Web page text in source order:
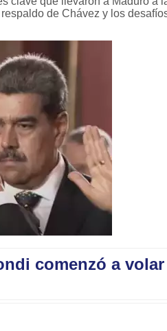
de Chávez y los
comenzó a volar